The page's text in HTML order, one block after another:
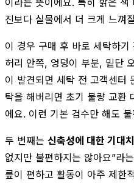
진보다 실물에서 더 크게 느껴
이 경우 구매 후 바로 세탁하
허리 안쪽, 엉덩이 부분, 밑단
이 발견되면 세탁 전 고객센터
탁을 해버리면 초기 불량 교환
에요. 이런 기본 검수만 해도
두 번째는 신축성에 대한 기대치
없지만 불편하지는 않아요”라
릎이 편하고 활동이 아주 제한